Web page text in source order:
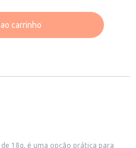
carrinho
18g, é uma opção prática para